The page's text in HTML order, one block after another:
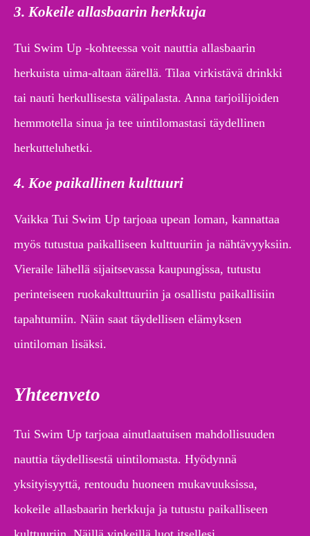
3. Kokeile allasbaarin herkkuja
Tui Swim Up -kohteessa voit nauttia allasbaarin
herkuista uima-altaan äärellä. Tilaa virkistävä drinkki
tai nauti herkullisesta välipalasta. Anna tarjoilijoiden
hemmotella sinua ja tee uintilomastasi täydellinen
herkutteluhetki.
4. Koe paikallinen kulttuuri
Vaikka Tui Swim Up tarjoaa upean loman, kannattaa
myös tutustua paikalliseen kulttuuriin ja nähtävyyksiin.
Vieraile lähellä sijaitsevassa kaupungissa, tutustu
perinteiseen ruokakulttuuriin ja osallistu paikallisiin
tapahtumiin. Näin saat täydellisen elämyksen
uintiloman lisäksi.
Yhteenveto
Tui Swim Up tarjoaa ainutlaatuisen mahdollisuuden
nauttia täydellisestä uintilomasta. Hyödynnä
yksityisyyttä, rentoudu huoneen mukavuuksissa,
kokeile allasbaarin herkkuja ja tutustu paikalliseen